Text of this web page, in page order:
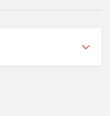
2.5PHEV 327CV
50.900 €
Azul